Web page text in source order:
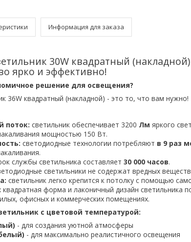
Информация для заказа
30W квадратный (накладной)
ярко и эффективно!
решение для освещения?
36W квадратный (накладной) - это то, что вам нужно!
поток: светильник обеспечивает 3200 Лм яркого
мощностью 150 Вт.
светодиодные технологии потребляют в 9 раз
службы светильника составляет 30 000 часов.
светильники не содержат вредных
светильник легко крепится к потолку с помощью
квадратная форма и лаконичный дизайн светильника
офисных и коммерческих помещениях.
с цветовой температурой:
- для создания уютной атмосферы
- для максимально реалистичного освещения